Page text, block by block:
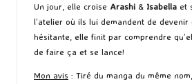
Un jour, elle croise Arashi & Isabella et
l’atelier où ils lui demandent de
hésitante, elle finit par comprendre
de faire ça et se lance!
Mon avis : Tiré du manga du même nom,